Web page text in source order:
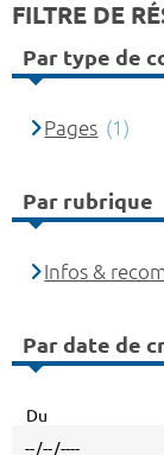
FILTRE DE
Par type de
Pages (1)
Par rubrique
Infos &
Par date de
Du